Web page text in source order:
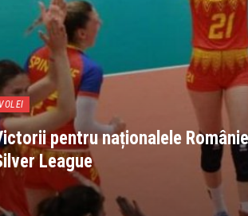
VOLEI
pentru naționalele
League